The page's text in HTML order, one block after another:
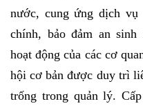
nước, cung ứng dịch vụ
chính, bảo đảm an
hoạt động của các cơ
hội cơ bản được duy trì
trống trong quản lý.